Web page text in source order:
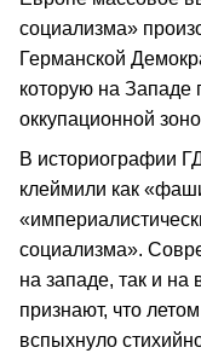
социализма»
Германской
которую на Западе
оккупационной
В историографии
клеймили как
социализма».
на западе, так и на
признают, что
вспыхнуло